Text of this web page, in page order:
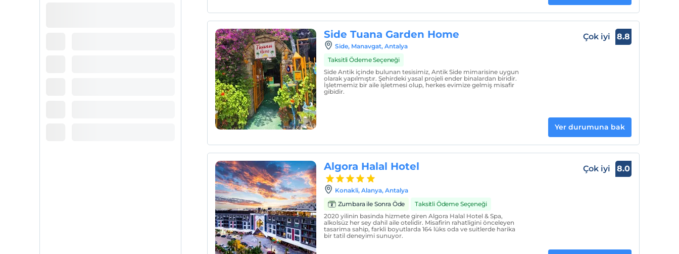
Side Tuana Garden Home
Side, Manavgat, Antalya
Taksitli Ödeme Seçeneği
Side Antik içinde bulunan tesisimiz, Antik Side mimarisine uygun
olarak yapılmıştır. Şehirdeki yasal projeli ender binalardan biridir.
İşletmemiz bir aile işletmesi olup, herkes evimize gelmiş misafir
gibidir.
Çok iyi 8.8
Yer durumuna bak
Algora Halal Hotel
Konakli, Alanya, Antalya
Zumbara ile Sonra Öde
Taksitli Ödeme Seçeneği
2020 yilinin basinda hizmete giren Algora Halal Hotel & Spa,
alkolsüz her sey dahil aile otelidir. Misafirin rahatligini önceleyen
tasarima sahip, farkli boyutlarda 164 lüks oda ve suitlerde harika
bir tatil deneyimi sunuyor.
Çok iyi 8.0